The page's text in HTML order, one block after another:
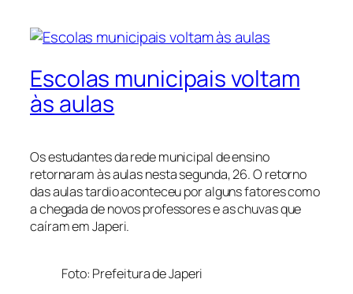
Escolas municipais voltam
às aulas
Os estudantes da rede municipal de ensino
retornaram às aulas nesta segunda, 26. O retorno
das aulas tardio aconteceu por alguns fatores como
a chegada de novos professores e as chuvas que
caíram em Japeri.
Foto: Prefeitura de Japeri